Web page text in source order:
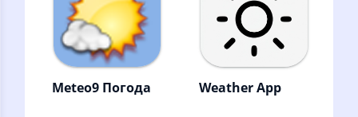
местного прогноза
погоды
Meteo9 Погода Weather App